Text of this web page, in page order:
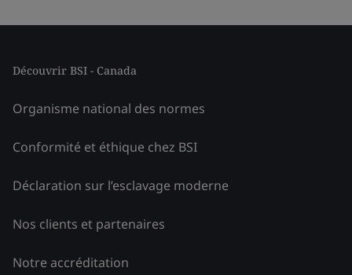
Découvrir BSI - Canada
Organisme national des normes
Conformité et éthique chez BSI
Déclaration sur l’esclavage moderne
Nos clients et partenaires
Notre accréditation